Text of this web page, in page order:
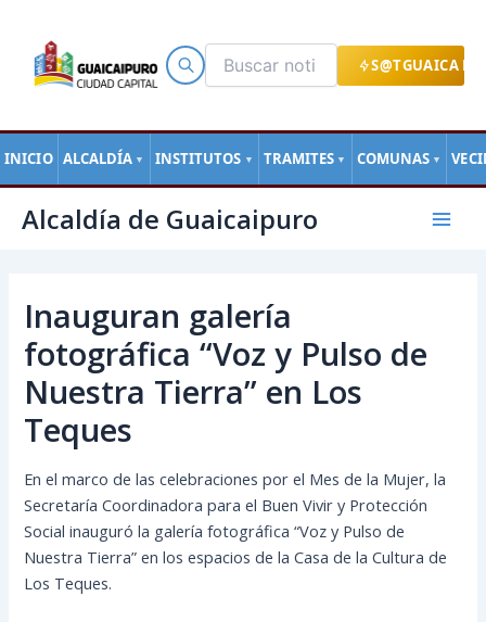
S@TGUAICA
INICIO ALCALDÍA ▼ INSTITUTOS ▼ TRAMITES ▼ COMUNAS ▼
contenido
Alcaldía de Guaicaipuro
Main
Inauguran galería
fotográfica “Voz y Pulso de
Nuestra Tierra” en Los
Teques
En el marco de las celebraciones por el Mes de la Mujer, la
Secretaría Coordinadora para el Buen Vivir y Protección
Social inauguró la galería fotográfica “Voz y Pulso de
Nuestra Tierra” en los espacios de la Casa de la Cultura de
Los Teques.
de